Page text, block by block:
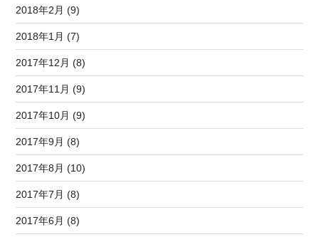
2018年2月 (9)
2018年1月 (7)
2017年12月 (8)
2017年11月 (9)
2017年10月 (9)
2017年9月 (8)
2017年8月 (10)
2017年7月 (8)
2017年6月 (8)